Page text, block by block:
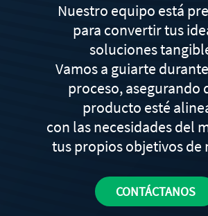
Nuestro equipo está
para convertir tus
soluciones
Vamos a guiarte
proceso, asegurando
producto esté
con las necesidades del
tus propios objetivos de
CONTÁCTANOS